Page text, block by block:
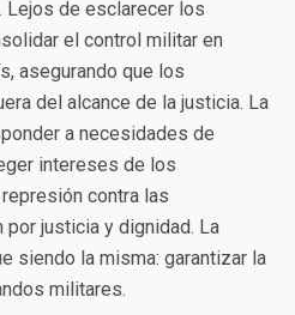
Lejos de esclarecer los
el control militar en
asegurando que los
del alcance de la justicia. La
a necesidades de
intereses de los
contra las
por justicia y dignidad. La
siendo la misma: garantizar la
militares.